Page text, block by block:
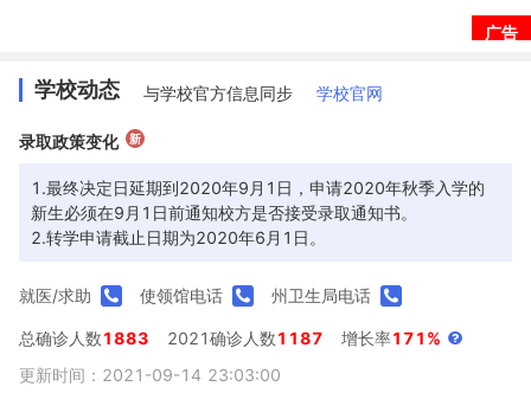
广告
学校动态 与学校官方信息同步 学校官网
录取政策变化 新
1.最终决定日延期到2020年9月1日，申请2020年秋季入学的
新生必须在9月1日前通知校方是否接受录取通知书。
2.转学申请截止日期为2020年6月1日。
就医/求助 使领馆电话 州卫生局电话
总确诊人数1883 2021确诊人数1187 增长率171%
更新时间：2021-09-14 23:03:00